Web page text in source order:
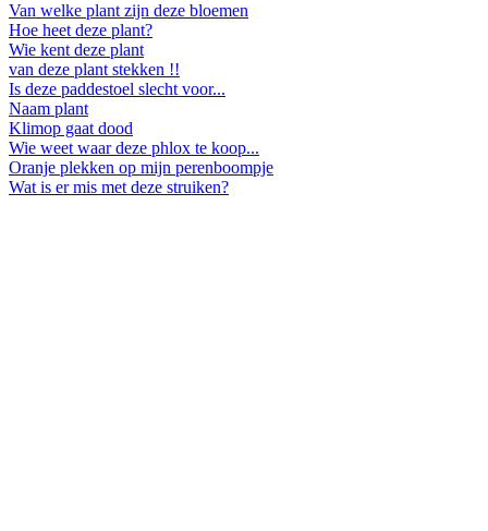
Van welke plant zijn deze bloemen
Hoe heet deze plant?
Wie kent deze plant
van deze plant stekken !!
Is deze paddestoel slecht voor...
Naam plant
Klimop gaat dood
Wie weet waar deze phlox te koop...
Oranje plekken op mijn perenboompje
Wat is er mis met deze struiken?